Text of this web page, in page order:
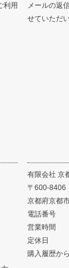
利用
メールの返
せていただ
有限会社 京
600-8406
京都府京都
電話番号
営業時間
定休日
購入履歴か